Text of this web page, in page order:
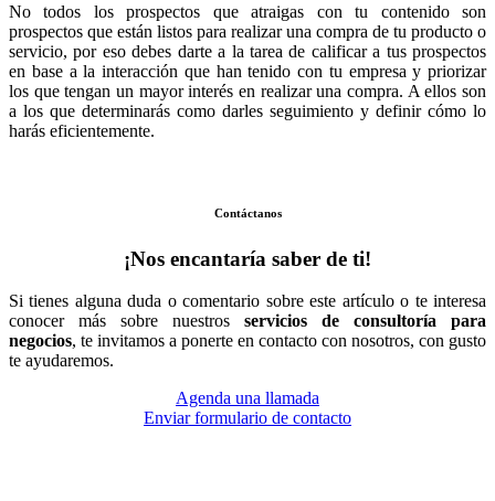
No todos los prospectos que atraigas con tu contenido son
prospectos que están listos para realizar una compra de tu producto o
servicio, por eso debes darte a la tarea de calificar a tus prospectos
en base a la interacción que han tenido con tu empresa y priorizar
los que tengan un mayor interés en realizar una compra. A ellos son
a los que determinarás como darles seguimiento y definir cómo lo
harás eficientemente.
Contáctanos
¡Nos encantaría saber de ti!
Si tienes alguna duda o comentario sobre este artículo o te interesa
conocer más sobre nuestros servicios de consultoría para
negocios, te invitamos a ponerte en contacto con nosotros, con gusto
te ayudaremos.
Agenda una llamada
Enviar formulario de contacto